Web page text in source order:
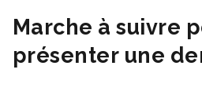
Marche à suivre
présenter une